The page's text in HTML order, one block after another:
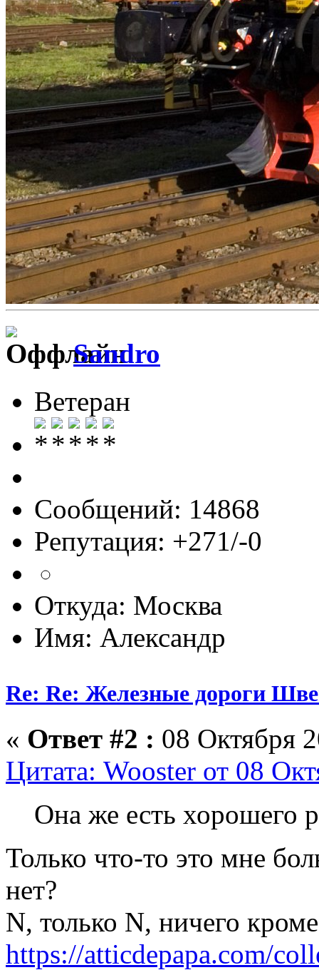
Sandro
Ветеран
Сообщений: 14868
Репутация: +271/-0
Откуда: Москва
Имя: Александр
Re: Re: Железные дороги
« Ответ #2 : 08 Октября
Цитата: Wooster от 08
Она же есть хорошего
Только что-то это мне
нет?
N, только N, ничего
https://atticdepapa.com/